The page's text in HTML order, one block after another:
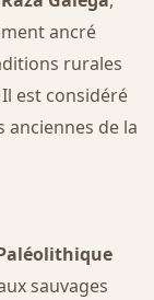
ancré
rurales
est considéré
anciennes de la
sauvages